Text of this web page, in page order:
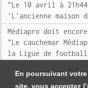
En poursuivant
site, vous acceptez
"Le 10 avril à
'L'ancienne maison
Médiapro doit
"Le cauchemar
la Ligue de football